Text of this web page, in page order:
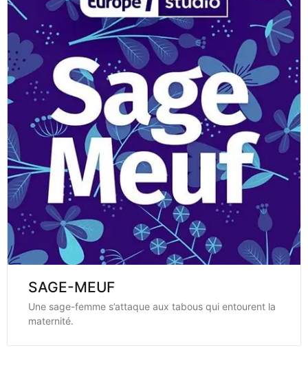
SAGE-MEUF
Une sage-femme s’attaque aux tabous qui entourent la
maternité.